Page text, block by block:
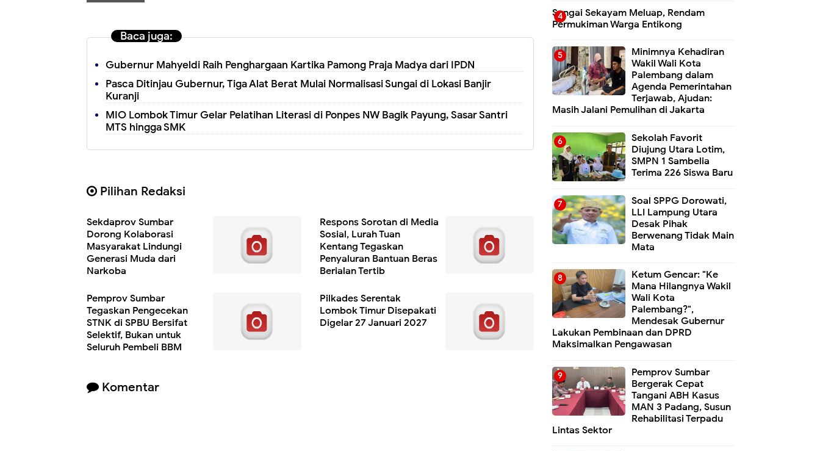
Baca juga:
Gubernur Mahyeldi Raih Penghargaan Kartika Pamong Praja Madya dari IPDN
Pasca Ditinjau Gubernur, Tiga Alat Berat Mulai Normalisasi Sungai di Lokasi Banjir
Kuranji
MIO Lombok Timur Gelar Pelatihan Literasi di Ponpes NW Bagik Payung, Sasar Santri
MTS hingga SMK
Pilihan Redaksi
Sekdaprov Sumbar
Dorong Kolaborasi
Masyarakat Lindungi
Generasi Muda dari
Narkoba
Respons Sorotan di Media
Sosial, Lurah Tuan
Kentang Tegaskan
Penyaluran Bantuan Beras
Berjalan Tertib
Pemprov Sumbar
Tegaskan Pengecekan
STNK di SPBU Bersifat
Selektif, Bukan untuk
Seluruh Pembeli BBM
Pilkades Serentak
Lombok Timur Disepakati
Digelar 27 Januari 2027
Komentar
Sungai Sekayam Meluap, Rendam
Permukiman Warga Entikong
Minimnya Kehadiran
Wakil Wali Kota
Palembang dalam
Agenda Pemerintahan
Terjawab, Ajudan:
Masih Jalani Pemulihan di Jakarta
Sekolah Favorit
Diujung Utara Lotim,
SMPN 1 Sambelia
Terima 226 Siswa Baru ‎
Soal SPPG Dorowati,
LLI Lampung Utara
Desak Pihak
Berwenang Tidak Main
Mata
Ketum Gencar: "Ke
Mana Hilangnya Wakil
Wali Kota
Palembang?",
Mendesak Gubernur
Lakukan Pembinaan dan DPRD
Maksimalkan Pengawasan
Pemprov Sumbar
Bergerak Cepat
Tangani ABH Kasus
MAN 3 Padang, Susun
Rehabilitasi Terpadu
Lintas Sektor